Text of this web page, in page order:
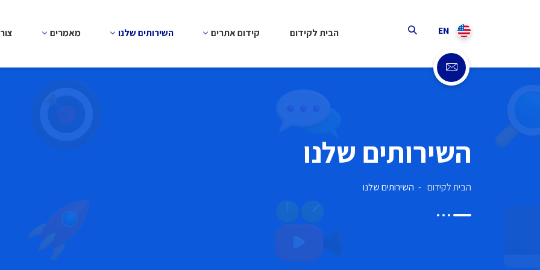
EN הבית לקידום קידום אתרים השירותים שלנו מאמרים
השירותים שלנו
הבית לקידום השירותים שלנו